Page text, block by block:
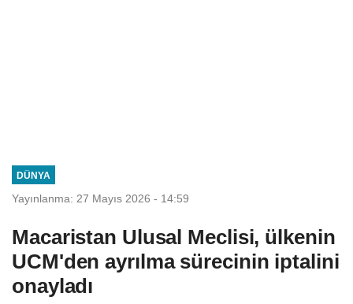
DÜNYA
Yayınlanma: 27 Mayıs 2026 - 14:59
Macaristan Ulusal Meclisi, ülkenin
UCM'den ayrılma sürecinin iptalini
onayladı